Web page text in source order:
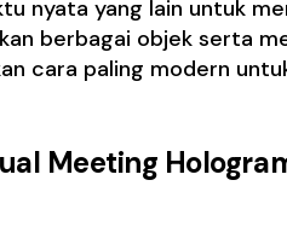
nyata yang lain untuk
berbagai objek serta
cara paling modern
Meeting